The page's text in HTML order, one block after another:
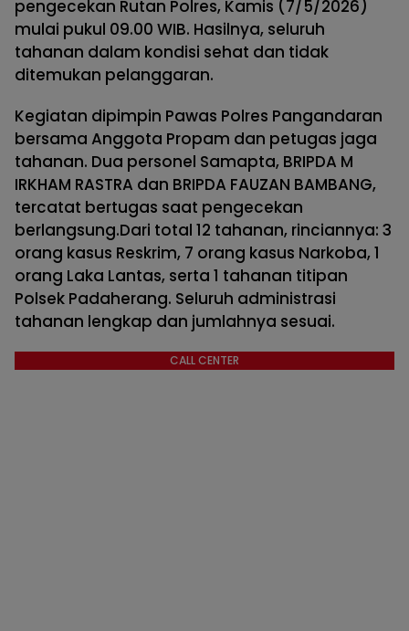
pengecekan Rutan Polres, Kamis (7/5/2026)
mulai pukul 09.00 WIB. Hasilnya, seluruh
tahanan dalam kondisi sehat dan tidak
ditemukan pelanggaran.
Kegiatan dipimpin Pawas Polres Pangandaran
bersama Anggota Propam dan petugas jaga
tahanan. Dua personel Samapta, BRIPDA M
IRKHAM RASTRA dan BRIPDA FAUZAN BAMBANG,
tercatat bertugas saat pengecekan
berlangsung.Dari total 12 tahanan, rinciannya: 3
orang kasus Reskrim, 7 orang kasus Narkoba, 1
orang Laka Lantas, serta 1 tahanan titipan
Polsek Padaherang. Seluruh administrasi
tahanan lengkap dan jumlahnya sesuai.
CALL CENTER